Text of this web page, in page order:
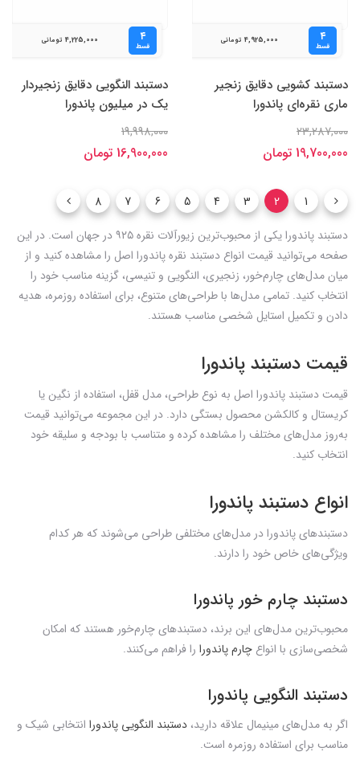
۴
قسط
4,925,000 تومانی
دستبند کشویی دقایق زنجیر
ماری نقره‌ای پاندورا
23,287,000
19,700,000 تومان
۴
قسط
4,225,000 تومانی
دستبند النگویی دقایق زنجیر‌دار
یک در میلیون پاندورا
19,998,000
16,900,000 تومان
1
2
3
4
5
6
7
8
دستبند پاندورا یکی از محبوب‌ترین زیورآلات نقره ۹۲۵ در جهان است. در این
صفحه می‌توانید قیمت انواع دستبند نقره پاندورا اصل را مشاهده کنید و از
میان مدل‌های چارم‌خور، زنجیری، النگویی و تنیسی، گزینه مناسب خود را
انتخاب کنید. تمامی مدل‌ها با طراحی‌های متنوع، برای استفاده روزمره، هدیه
دادن و تکمیل استایل شخصی مناسب هستند.
قیمت دستبند پاندورا
قیمت دستبند پاندورا اصل به نوع طراحی، مدل قفل، استفاده از نگین یا
کریستال و کالکشن محصول بستگی دارد. در این مجموعه می‌توانید قیمت
به‌روز مدل‌های مختلف را مشاهده کرده و متناسب با بودجه و سلیقه خود
انتخاب کنید.
انواع دستبند پاندورا
دستبندهای پاندورا در مدل‌های مختلفی طراحی می‌شوند که هر کدام
ویژگی‌های خاص خود را دارند.
دستبند چارم خور پاندورا
محبوب‌ترین مدل‌های این برند، دستبندهای چارم‌خور هستند که امکان
شخصی‌سازی با انواع چارم پاندورا را فراهم می‌کنند.
دستبند النگویی پاندورا
اگر به مدل‌های مینیمال علاقه دارید، دستبند النگویی پاندورا انتخابی شیک و
مناسب برای استفاده روزمره است.